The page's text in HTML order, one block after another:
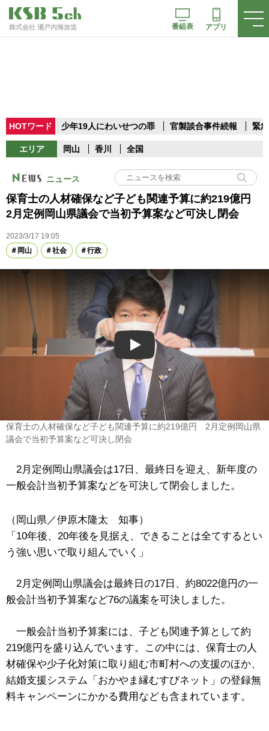
株式会社 瀬戸内海放送 番組表 アプリ
HOTワード 少年19人にわいせつの罪 官製談合事件続報 緊
エリア 岡山 香川 全国
ニュース
保育士の人材確保など子ども関連予算に約219億円
2月定例岡山県議会で当初予算案など可決し閉会
2023/3/17 19:05
岡山
社会 行政
Play
保育士の人材確保など子ども関連予算に約219億円 2月定例岡山県
議会で当初予算案など可決し閉会
2月定例岡山県議会は17日、最終日を迎え、新年度の
一般会計当初予算案などを可決して閉会しました。
（岡山県／伊原木隆太 知事）
「10年後、20年後を見据え、できることは全てするとい
う強い思いで取り組んでいく」
2月定例岡山県議会は最終日の17日、約8022億円の一
般会計当初予算案など76の議案を可決しました。
一般会計当初予算案には、子ども関連予算として約
219億円を盛り込んでいます。この中には、保育士の人
材確保や少子化対策に取り組む市町村への支援のほか、
結婚支援システム「おかやま縁むすびネット」の登録無
料キャンペーンにかかる費用なども含まれています。